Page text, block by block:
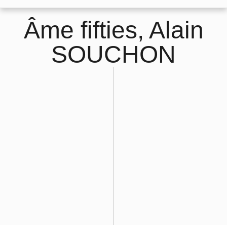
Âme fifties, Alain
SOUCHON